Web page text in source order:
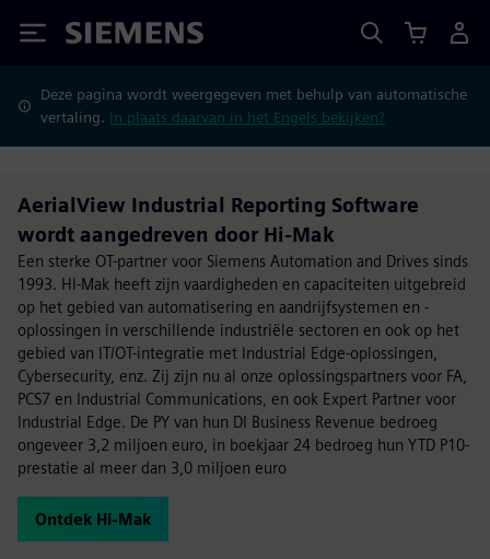
Siemens
Deze pagina wordt weergegeven met behulp van automatische
vertaling. In plaats daarvan in het Engels bekijken?
AerialView Industrial Reporting Software
wordt aangedreven door Hi-Mak
Een sterke OT-partner voor Siemens Automation and Drives sinds
1993. HI-Mak heeft zijn vaardigheden en capaciteiten uitgebreid
op het gebied van automatisering en aandrijfsystemen en -
oplossingen in verschillende industriële sectoren en ook op het
gebied van IT/OT-integratie met Industrial Edge-oplossingen,
Cybersecurity, enz. Zij zijn nu al onze oplossingspartners voor FA,
PCS7 en Industrial Communications, en ook Expert Partner voor
Industrial Edge. De PY van hun DI Business Revenue bedroeg
ongeveer 3,2 miljoen euro, in boekjaar 24 bedroeg hun YTD P10-
prestatie al meer dan 3,0 miljoen euro
Ontdek Hi-Mak